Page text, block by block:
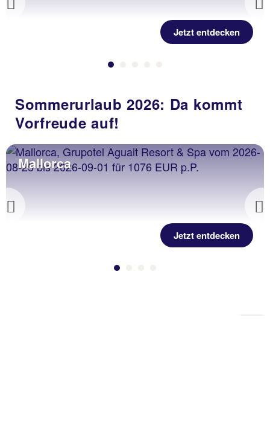
Previous
Jetzt entdecken
Sommerurlaub 2026: Da kommt
Vorfreude auf!
Previous
Mallorca
Jetzt entdecken